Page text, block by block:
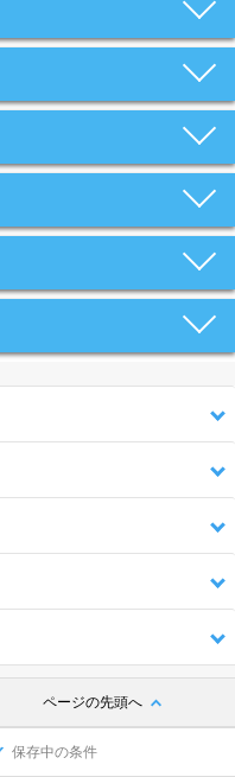
ページの先頭へ
保存中の条件